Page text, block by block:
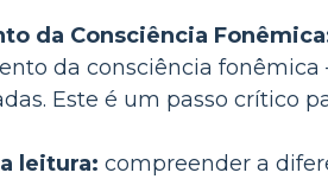
da Consciência
da consciência
Este é um passo crítico
leitura: compreender a